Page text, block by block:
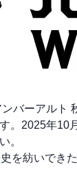
ンバーアル
。2025年10
。
を紡いでき